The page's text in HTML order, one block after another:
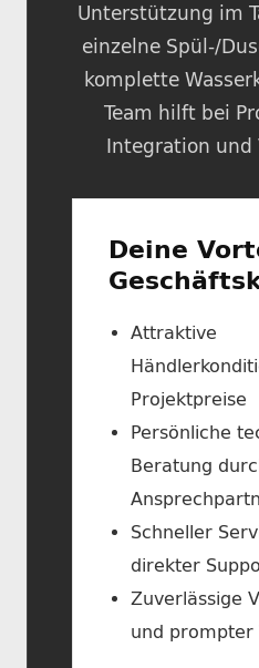
Unterstützung im
einzelne Spül-/
komplette
Team hilft bei
Integration
Deine
Attraktive
Projektpreise
Persönliche
Beratung
Schneller
direkter
Zuverlässige
und prompter